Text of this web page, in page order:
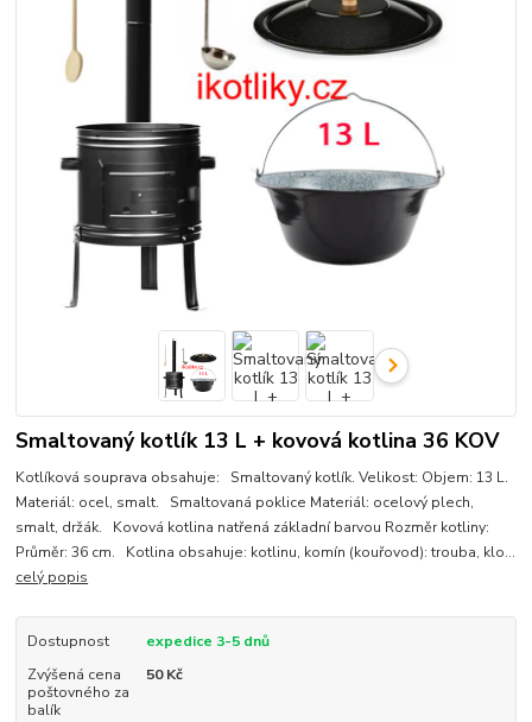
Smaltovaný kotlík 13 L + kovová kotlina 36 KOV
Kotlíková souprava obsahuje: Smaltovaný kotlík. Velikost: Objem: 13 L.
Materiál: ocel, smalt. Smaltovaná poklice Materiál: ocelový plech,
smalt, držák. Kovová kotlina natřená základní barvou Rozměr kotliny:
Průměr: 36 cm. Kotlina obsahuje: kotlinu, komín (kouřovod): trouba, klo...
celý popis
Dostupnost
expedice 3-5 dnů
Zvýšená cena
poštovného za
balík
50 Kč